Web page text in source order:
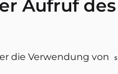
Aufruf des
die Verwendung von